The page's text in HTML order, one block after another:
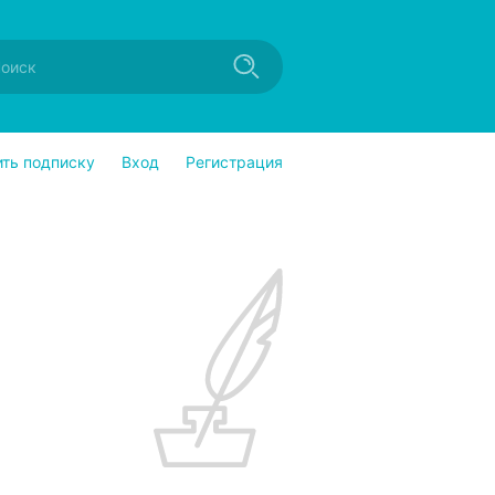
подписку Вход Регистрация